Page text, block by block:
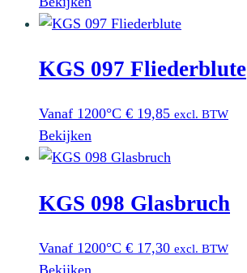
KGS 097 Fliederblute
Vanaf 1200°C € 19,85 excl. BTW
Bekijken
KGS 098 Glasbruch
Vanaf 1200°C € 17,30 excl. BTW